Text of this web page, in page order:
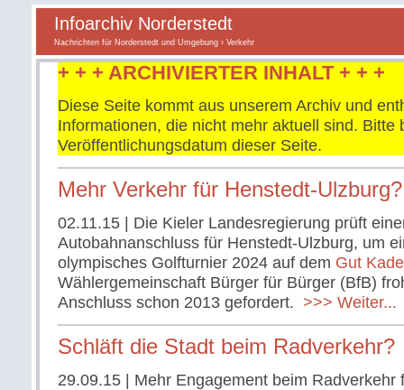
Infoarchiv Norderstedt
Nachrichten für Norderstedt und Umgebung › Verkehr
+ + + ARCHIVIERTER INHALT + + +
Diese Seite kommt aus unserem Archiv und
Informationen, die nicht mehr aktuell sind. Bitte
Veröffentlichungsdatum dieser Seite.
Mehr Verkehr für Henstedt-Ulzburg?
02.11.15 | Die Kieler Landesregierung prüft
Autobahnanschluss für Henstedt-Ulzburg, um
olympisches Golfturnier 2024 auf dem Gut
Wählergemeinschaft Bürger für Bürger (BfB)
Anschluss schon 2013 gefordert. >>> Weiter...
Schläft die Stadt beim Radverkehr?
29.09.15 | Mehr Engagement beim